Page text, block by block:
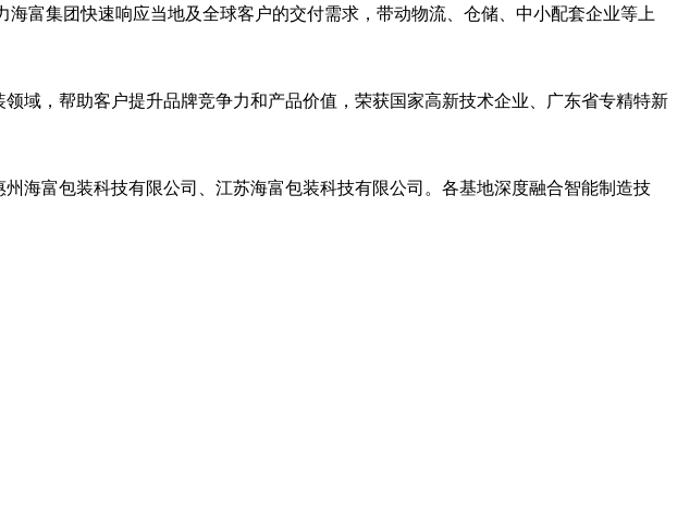
富集团快速响应当地及全球客户的交付需求，带动物流、仓储、中小配套企业等上
域，帮助客户提升品牌竞争力和产品价值，荣获国家高新技术企业、广东省专精特新
海富包装科技有限公司、 江苏海富包装科技有限公司。各基地深度融合智能制造技